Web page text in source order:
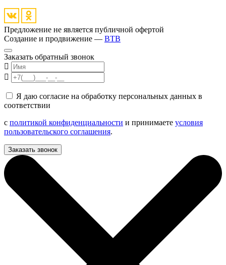
Предложение не является публичной офертой
Создание и продвижение — BTB
Заказать обратный звонок
Я даю согласие на обработку персональных данных в
соответствии
с политикой конфиденциальности и принимаете условия
пользовательского соглашения.
Заказать звонок